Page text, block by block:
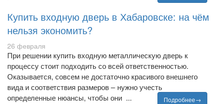
Купить входную дверь в Хабаровске: на чём
нельзя экономить?
26 февраля
При решении купить входную металлическую дверь к
процессу стоит подходить со всей ответственностью.
Оказывается, совсем не достаточно красивого внешнего
вида и соответствия размеров – нужно учесть
определенные нюансы, чтобы они ...
Подробнее→